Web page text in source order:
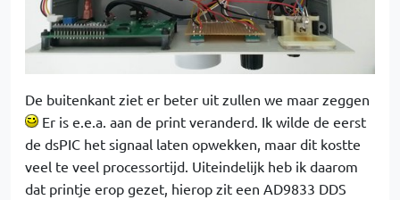
De buitenkant ziet er beter uit zullen we maar zeggen
Er is e.e.a. aan de print veranderd. Ik wilde de eerst
de dsPIC het signaal laten opwekken, maar dit kostte
veel te veel processortijd. Uiteindelijk heb ik daarom
dat printje erop gezet, hierop zit een AD9833 DDS